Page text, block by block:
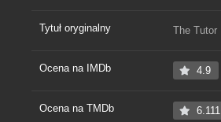
Tytuł oryginalny The Tutor
Ocena na IMDb 4.9
Ocena na TMDb 6.111